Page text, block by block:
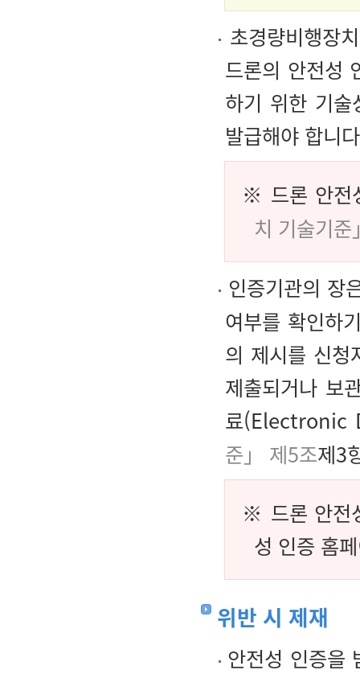
초경량비행장
드론의 안전성
하기 위한 기술
발급해야 합니
※ 드론 안전
치 기술기
인증기관의 장
여부를 확인하
의 제시를 신청
제출되거나 보
료(Electronic
준」 제5조제3
※ 드론 안전
성 인증 홈
위반 시 제재
안전성 인증을